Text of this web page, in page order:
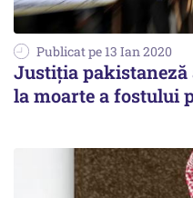
Publicat pe 13 Ian 2020
Justiția pakistaneză
la moarte a fostului